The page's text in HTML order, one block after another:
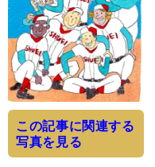
この記事に関連する
写真を見る